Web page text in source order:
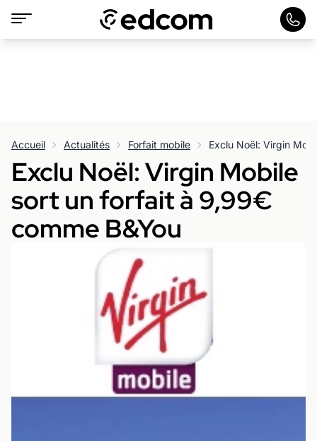
Accueil Actualités Forfait mobile
Exclu Noël: Virgin Mobile
sort un forfait à 9,99€
comme B&You